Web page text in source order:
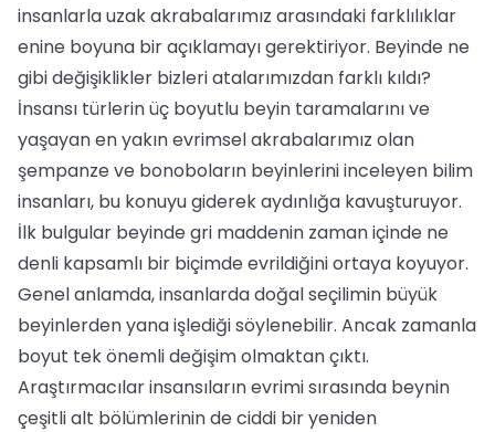
insanlarla uzak akrabalarımız arasındaki farklılıklar
enine boyuna bir açıklamayı gerektiriyor. Beyinde ne
gibi değişiklikler bizleri atalarımızdan farklı kıldı?
İnsansı türlerin üç boyutlu beyin taramalarını ve
yaşayan en yakın evrimsel akrabalarımız olan
şempanze ve bonoboların beyinlerini inceleyen bilim
insanları, bu konuyu giderek aydınlığa kavuşturuyor.
İlk bulgular beyinde gri maddenin zaman içinde ne
denli kapsamlı bir biçimde evrildiğini ortaya koyuyor.
Genel anlamda, insanlarda doğal seçilimin büyük
beyinlerden yana işlediği söylenebilir. Ancak zamanla
boyut tek önemli değişim olmaktan çıktı.
Araştırmacılar insansıların evrimi sırasında beynin
çeşitli alt bölümlerinin de ciddi bir yeniden